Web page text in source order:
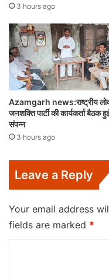
3 hours ago
Azamgarh news:राष्ट्रीय
जनशक्ति पार्टी की कार्यकर्ता बैठक
संपन्न
3 hours ago
Leave a Reply
Your email address
fields are marked *